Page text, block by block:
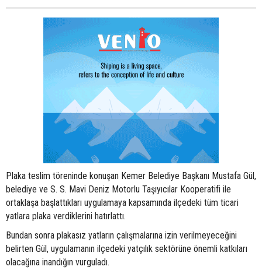
Plaka teslim töreninde konuşan Kemer Belediye Başkanı Mustafa Gül,
belediye ve S. S. Mavi Deniz Motorlu Taşıyıcılar Kooperatifi ile
ortaklaşa başlattıkları uygulamaya kapsamında ilçedeki tüm ticari
yatlara plaka verdiklerini hatırlattı.
Bundan sonra plakasız yatların çalışmalarına izin verilmeyeceğini
belirten Gül, uygulamanın ilçedeki yatçılık sektörüne önemli katkıları
olacağına inandığın vurguladı.